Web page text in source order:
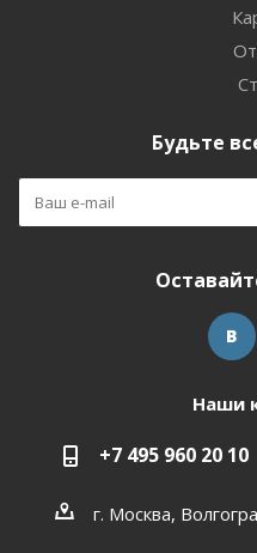
Будьте
Наши
+7 495 960 20 10
г. Москва,